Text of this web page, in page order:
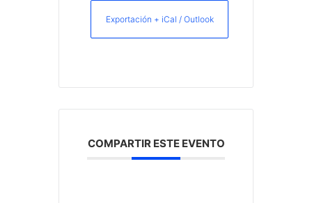
Exportación + iCal / Outlook
COMPARTIR ESTE EVENTO